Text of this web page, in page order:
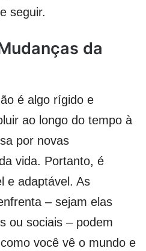
seguir.
da
é algo rígido e
ao longo do tempo à
por novas
vida. Portanto, é
e adaptável. As
– sejam elas
ou sociais – podem
você vê o mundo e